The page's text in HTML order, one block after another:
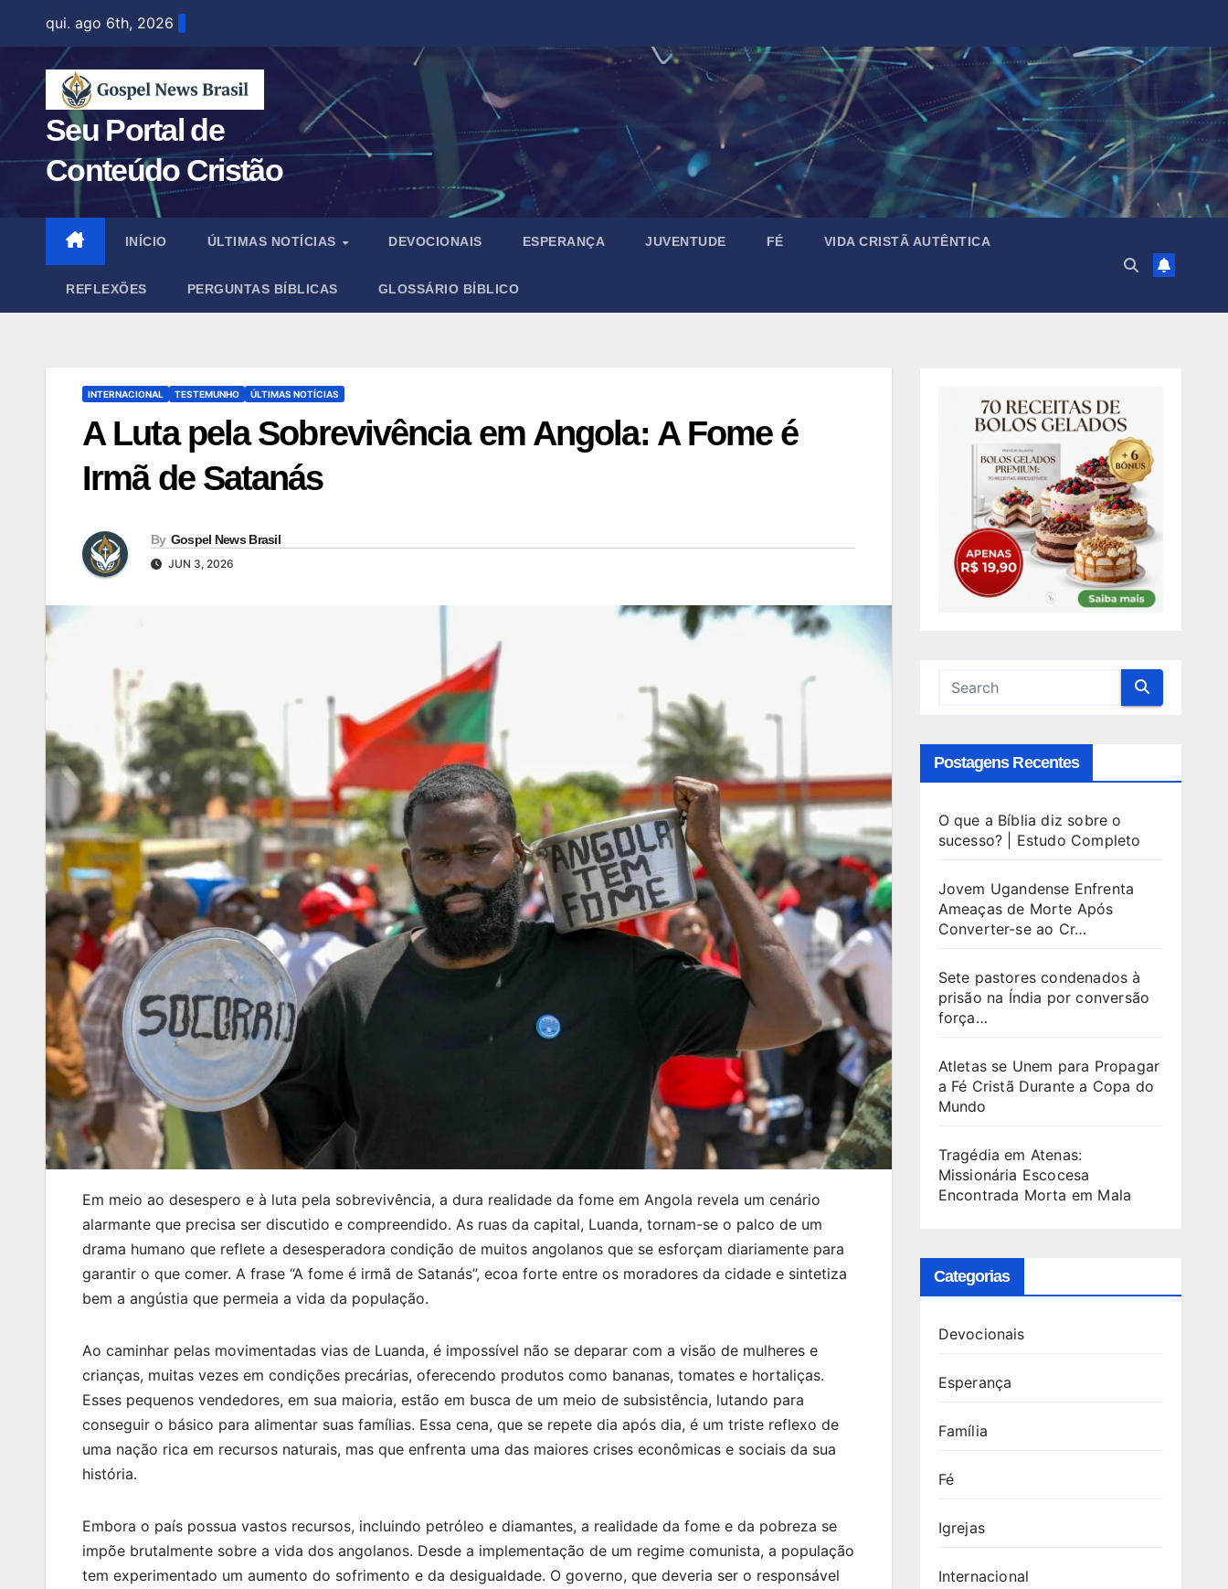
content
qui. ago 6th, 2026
Seu Portal de
Conteúdo Cristão
INÍCIO ÚLTIMAS NOTÍCIAS DEVOCIONAIS ESPERANÇA JUVENTUDE FÉ VIDA CRISTÃ AUTÊNTICA
REFLEXÕES PERGUNTAS BÍBLICAS GLOSSÁRIO BÍBLICO
INTERNACIONAL TESTEMUNHO ÚLTIMAS NOTÍCIAS
A Luta pela Sobrevivência em Angola: A Fome é
Irmã de Satanás
By Gospel News Brasil
JUN 3, 2026
Em meio ao desespero e à luta pela sobrevivência, a dura realidade da fome em Angola revela um cenário
alarmante que precisa ser discutido e compreendido. As ruas da capital, Luanda, tornam-se o palco de um
drama humano que reflete a desesperadora condição de muitos angolanos que se esforçam diariamente para
garantir o que comer. A frase “A fome é irmã de Satanás”, ecoa forte entre os moradores da cidade e sintetiza
bem a angústia que permeia a vida da população.
Ao caminhar pelas movimentadas vias de Luanda, é impossível não se deparar com a visão de mulheres e
crianças, muitas vezes em condições precárias, oferecendo produtos como bananas, tomates e hortaliças.
Esses pequenos vendedores, em sua maioria, estão em busca de um meio de subsistência, lutando para
conseguir o básico para alimentar suas famílias. Essa cena, que se repete dia após dia, é um triste reflexo de
uma nação rica em recursos naturais, mas que enfrenta uma das maiores crises econômicas e sociais da sua
história.
Embora o país possua vastos recursos, incluindo petróleo e diamantes, a realidade da fome e da pobreza se
impõe brutalmente sobre a vida dos angolanos. Desde a implementação de um regime comunista, a população
tem experimentado um aumento do sofrimento e da desigualdade. O governo, que deveria ser o responsável
Postagens Recentes
O que a Bíblia diz sobre o
sucesso? | Estudo Completo
Jovem Ugandense Enfrenta
Ameaças de Morte Após
Converter-se ao Cr…
Sete pastores condenados à
prisão na Índia por conversão
força…
Atletas se Unem para Propagar
a Fé Cristã Durante a Copa do
Mundo
Tragédia em Atenas:
Missionária Escocesa
Encontrada Morta em Mala
Categorias
Devocionais
Esperança
Família
Fé
Igrejas
Internacional